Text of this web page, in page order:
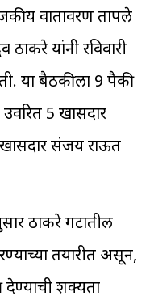
वातावरण तापले
ठाकरे यांनी रविवारी
या बैठकीला 9 पैकी
5 खासदार
संजय राऊत
ठाकरे गटातील
तयारीत असून,
देण्याची शक्यता